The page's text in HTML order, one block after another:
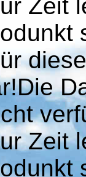
Zeit
Zeit